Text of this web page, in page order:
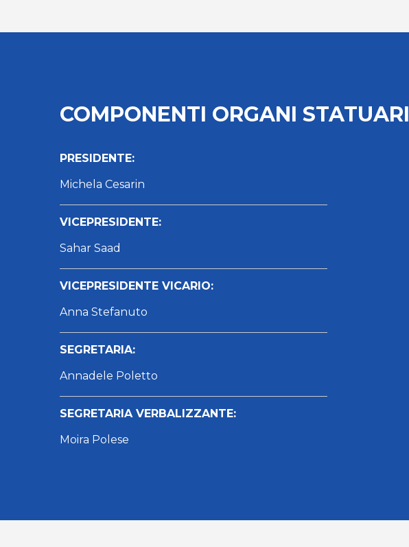
COMPONENTI ORGANI STATUARI
PRESIDENTE:
Michela Cesarin
VICEPRESIDENTE:
Sahar Saad
VICEPRESIDENTE VICARIO:
Anna Stefanuto
SEGRETARIA:
Annadele Poletto
SEGRETARIA VERBALIZZANTE:
Moira Polese